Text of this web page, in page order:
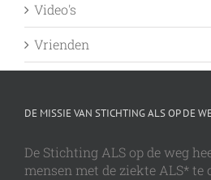
Video's
Vrienden
DE MISSIE VAN STICHTING ALS OP DE
De Stichting ALS op de weg
mensen met de ziekte ALS* te